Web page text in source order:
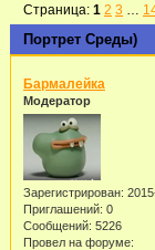
Портрет Среды)
Страница:1 2 3
Бармалейка
Модератор
Зарегистрирован:
Приглашений: 0
Сообщений: 5226
Провел на форуме: